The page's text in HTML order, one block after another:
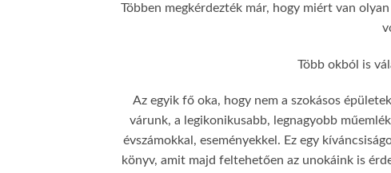
Többen megkérdezték már, hogy miért van
Több okból is
Az egyik fő oka, hogy nem a szokásos
várunk, a legikonikusabb, legnagyobb
évszámokkal, eseményekkel. Ez egy
könyv, amit majd feltehetően az unokáink is